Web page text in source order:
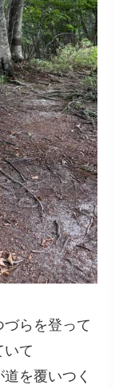
らを登って
いて
を覆いつく